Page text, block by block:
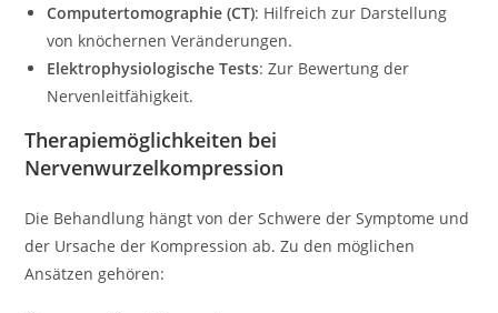
Computertomographie (CT): Hilfreich zur Darstellung
von knöchernen Veränderungen.
Elektrophysiologische Tests: Zur Bewertung der
Nervenleitfähigkeit.
Therapiemöglichkeiten bei
Nervenwurzelkompression
Die Behandlung hängt von der Schwere der Symptome und
der Ursache der Kompression ab. Zu den möglichen
Ansätzen gehören: